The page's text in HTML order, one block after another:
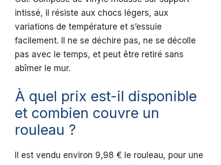
intissé, il résiste aux chocs légers, aux
variations de température et s’essuie
facilement. Il ne se déchire pas, ne se décolle
pas avec le temps, et peut être retiré sans
abîmer le mur.
À quel prix est-il disponible
et combien couvre un
rouleau ?
Il est vendu environ 9,98 € le rouleau, pour une